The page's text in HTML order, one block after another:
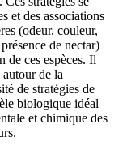
et des associations
(odeur, couleur,
de nectar)
de ces espèces. Il
autour de la
de stratégies de
biologique idéal
et chimique des